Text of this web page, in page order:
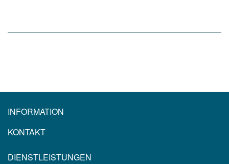
INFORMATION
KONTAKT
DIENSTLEISTUNGEN